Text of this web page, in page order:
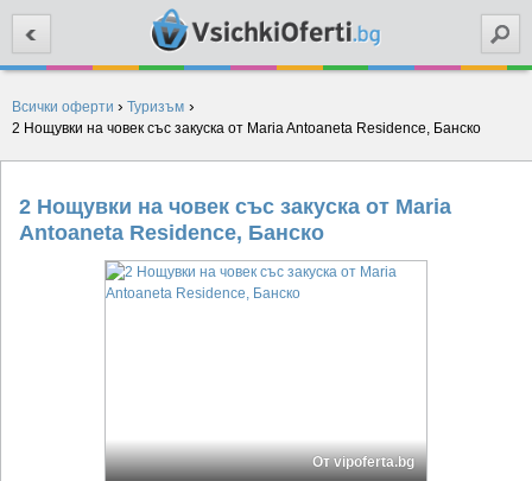
Всички оферти › Туризъм ›
2 Нощувки на човек със закуска от Maria Antoaneta Residence, Банско
2 Нощувки на човек със закуска от Maria
Antoaneta Residence, Банско
От vipoferta.bg